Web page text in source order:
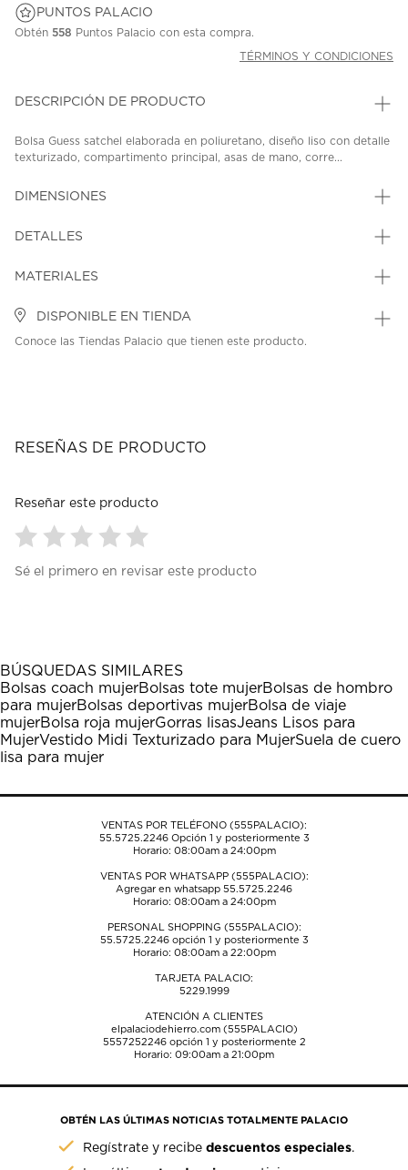
PUNTOS PALACIO
Obtén 558 Puntos Palacio con esta compra.
TÉRMINOS Y CONDICIONES
DESCRIPCIÓN DE PRODUCTO
Bolsa Guess satchel elaborada en poliuretano, diseño liso con detalle
texturizado, compartimento principal, asas de mano, corre...
DIMENSIONES
DETALLES
MATERIALES
DISPONIBLE EN TIENDA
Conoce las Tiendas Palacio que tienen este producto.
RESEÑAS DE PRODUCTO
Reseñar este producto
para
1
estrella
Esta
acción
abrirá
el
formulario
envío.
para
estrellas.
Esta
acción
abrirá
el
formulario
envío.
para
estrellas.
Esta
acción
abrirá
el
formulario
envío.
para
estrellas.
Esta
acción
abrirá
el
formulario
envío.
para
estrellas.
Esta
acción
abrirá
el
envío.
Sé el primero en revisar este producto
BÚSQUEDAS SIMILARES
Bolsas coach mujerBolsas tote mujerBolsas de hombro
para mujerBolsas deportivas mujerBolsa de viaje
mujerBolsa roja mujerGorras lisasJeans Lisos para
MujerVestido Midi Texturizado para MujerSuela de cuero
lisa para mujer
VENTAS POR TELÉFONO (555PALACIO):
55.5725.2246Opción 1 y posteriormente 3
Horario: 08:00am a 24:00pm
VENTAS POR WHATSAPP (555PALACIO):
Agregar en whatsapp 55.5725.2246
Horario: 08:00am a 24:00pm
PERSONAL SHOPPING (555PALACIO):
55.5725.2246opción 1 y posteriormente 3
Horario: 08:00am a 22:00pm
TARJETA PALACIO:
5229.1999
ATENCIÓN A CLIENTES
elpalaciodehierro.com (555PALACIO)
5557252246opción 1 y posteriormente 2
Horario: 09:00am a 21:00pm
OBTÉN LAS ÚLTIMAS NOTICIAS TOTALMENTE PALACIO
Regístrate y recibedescuentos especiales.